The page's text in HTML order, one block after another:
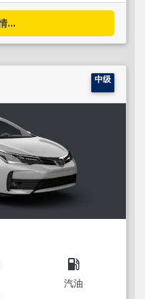
...
中级
local_gas_station
汽油